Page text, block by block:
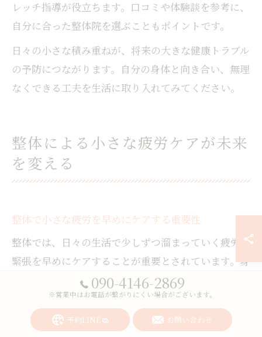
レッチ指導が役立ちます。口コミや体験談を参考に、
自分に合った整体院を選ぶこともポイントです。
日々の小さな積み重ねが、将来の大きな健康トラブル
の予防につながります。自分の身体と向き合い、無理
なくできる工夫を生活に取り入れてみてください。
整体による小さな疲労ケアが未来
を変える
整体で小さな疲労を早めにケアする重要性
整体では、日々の生活で少しずつ溜まっていく疲労や
緊張を早めにケアすることが重要とされています。身
体に現れる肩こりや腰痛、不調の多くは、最初は小さ
な違和感として始まることが多いです。これらを放置
すると慢性化しやすく、改善までに時間がかかる場合
090-4146-2869
※営業中はお電話が繋がりにくい場合がございます。
予約LINE お問い合わせ